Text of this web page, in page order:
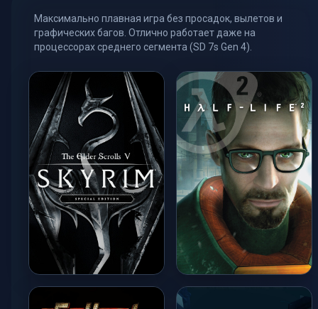
Максимально плавная игра без просадок, вылетов и
графических багов. Отлично работает даже на
процессорах среднего сегмента (SD 7s Gen 4).
The Elder Scrolls V:
Skyrim
Half-Life 2